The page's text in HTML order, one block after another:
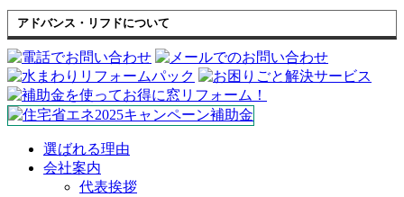
アドバンス・リフドについて
選ばれる理由
会社案内
代表挨拶